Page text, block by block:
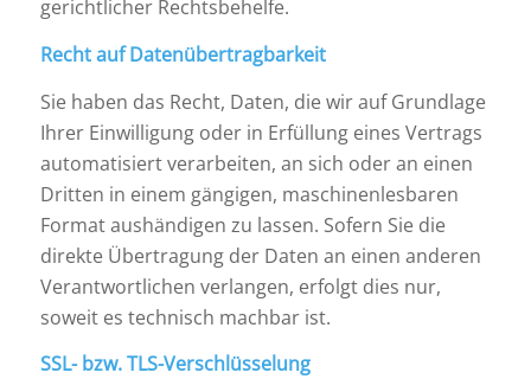
gerichtlicher Rechtsbehelfe.
Recht auf Datenübertragbarkeit
Sie haben das Recht, Daten, die wir auf Grundlage
Ihrer Einwilligung oder in Erfüllung eines Vertrags
automatisiert verarbeiten, an sich oder an einen
Dritten in einem gängigen, maschinenlesbaren
Format aushändigen zu lassen. Sofern Sie die
direkte Übertragung der Daten an einen anderen
Verantwortlichen verlangen, erfolgt dies nur,
soweit es technisch machbar ist.
SSL- bzw. TLS-Verschlüsselung